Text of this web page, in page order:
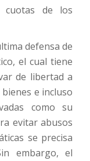
cuotas de los
defensa de
el cual tiene
de libertad a
e incluso
como su
evitar abusos
se precisa
embargo, el